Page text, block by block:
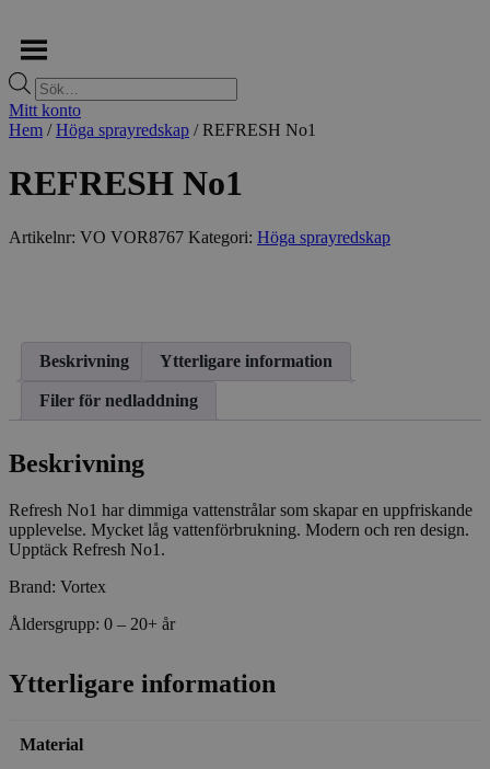
Produktsökning
Mitt konto
Hem /Höga sprayredskap / REFRESH No1
REFRESH No1
Artikelnr: VO VOR8767 Kategori: Höga sprayredskap
Beskrivning Ytterligare information
Filer för nedladdning
Beskrivning
Refresh No1 har dimmiga vattenstrålar som skapar en uppfriskande
upplevelse. Mycket låg vattenförbrukning. Modern och ren design.
Upptäck Refresh No1.
Brand: Vortex
Åldersgrupp: 0 – 20+ år
Ytterligare information
Material